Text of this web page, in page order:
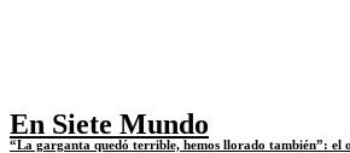
En Siete Mundo
“La garganta quedó terrible, hemos llorado también”: el